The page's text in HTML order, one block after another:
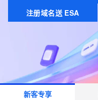
注册域名送 ESA
新客专享